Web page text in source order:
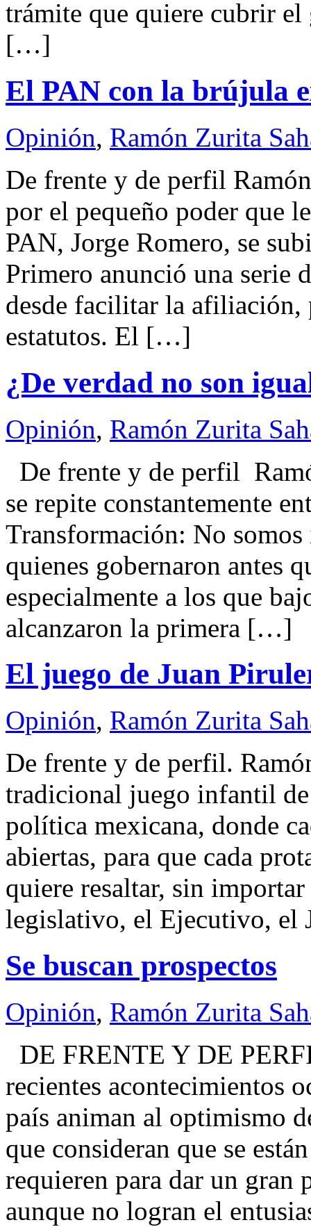
trámite que quiere cubrir
[…]
El PAN con la brújula
Opinión, Ramón Zurita
De frente y de perfil
por el pequeño poder que
PAN, Jorge Romero, se
Primero anunció una serie
desde facilitar la afiliación,
estatutos. El […]
¿De verdad no son
Opinión, Ramón Zurita
De frente y de perfil
se repite constantemente
Transformación: No somos
quienes gobernaron antes
especialmente a los que
alcanzaron la primera […]
El juego de Juan
Opinión, Ramón Zurita
De frente y de perfil.
tradicional juego infantil
política mexicana, donde
abiertas, para que cada
quiere resaltar, sin
legislativo, el Ejecutivo,
Se buscan prospectos
Opinión, Ramón Zurita
DE FRENTE Y DE
recientes acontecimientos
país animan al optimismo
que consideran que se
requieren para dar un gran
aunque no logran el